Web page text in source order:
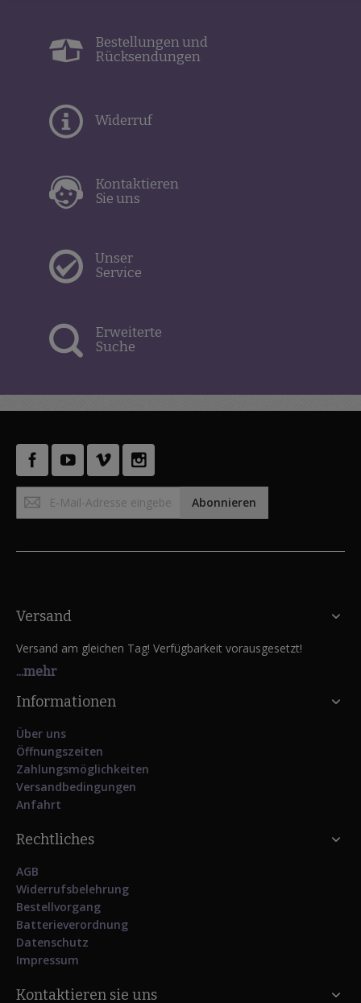
Bestellungen und
Rücksendungen
Widerruf
Kontaktieren
Sie uns
Unser
Service
Erweiterte
Suche
zum
Abonnieren
Versand
Versand am gleichen Tag! Verfügbarkeit vorausgesetzt!
...mehr
Informationen
Über uns
Öffnungszeiten
Zahlungsmöglichkeiten
Versandbedingungen
Anfahrt
Rechtliches
AGB
Widerrufsbelehrung
Bestellvorgang
Batterieverordnung
Datenschutz
Impressum
Kontaktieren sie uns